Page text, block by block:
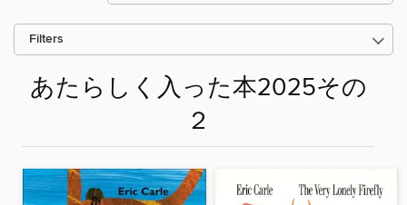
Filters
あたらしく入った本2025その
２